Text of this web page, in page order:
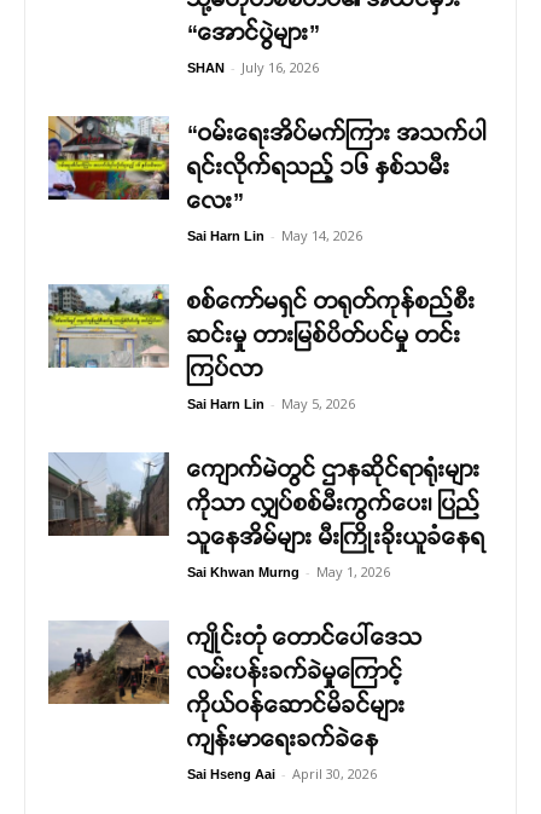
“အောင်ပွဲများ”
SHAN - July 16, 2026
“ဝမ်းရေးအိပ်မက်ကြား အသက်ပါ
ရင်းလိုက်ရသည့် ၁၆ နှစ်သမီး
လေး”
Sai Harn Lin - May 14, 2026
စစ်ကော်မရှင် တရုတ်ကုန်စည်စီး
ဆင်းမှု တားမြစ်ပိတ်ပင်မှု တင်း
ကြပ်လာ
Sai Harn Lin - May 5, 2026
ကျောက်မဲတွင် ဌာနဆိုင်ရာရုံးများ
ကိုသာ လျှပ်စစ်မီးကွက်ပေး၊ ပြည်
သူနေအိမ်များ မီးကြိုးခိုးယူခံနေရ
Sai Khwan Murng - May 1, 2026
ကျိုင်းတုံ တောင်ပေါ်ဒေသ
လမ်းပန်းခက်ခဲမှုကြောင့်
ကိုယ်ဝန်ဆောင်မိခင်များ
ကျန်းမာရေးခက်ခဲနေ
Sai Hseng Aai - April 30, 2026